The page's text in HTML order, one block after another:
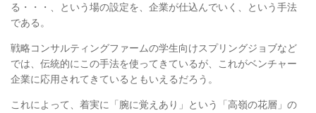
る・・・、という場の設定を、企業が仕込んでいく、という手法
である。
戦略コンサルティングファームの学生向けスプリングジョブなど
では、伝統的にこの手法を使ってきているが、これがベンチャー
企業に応用されてきているともいえるだろう。
これによって、着実に「腕に覚えあり」という「高嶺の花層」の